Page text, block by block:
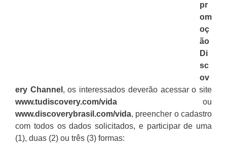
pr
om
oç
ão
Di
sc
ov
ery Channel , os interessados deverão acessar o site
www.tudiscovery.com/vida ou
www.discoverybrasil.com/vida, preencher o cadastro
com todos os dados solicitados, e participar de uma
(1), duas (2) ou três (3) formas: